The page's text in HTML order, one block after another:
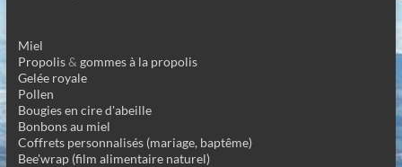
Miel
Propolis& gommes à la propolis
Gelée royale
Pollen
Bougies en cire d'abeille
Bonbons au miel
Coffrets personnalisés (mariage, baptême)
Bee'wrap (film alimentaire naturel)